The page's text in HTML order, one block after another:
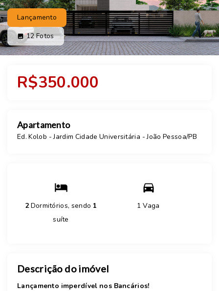
Lançamento
12Fotos
R$350.000
Apartamento
Ed. Kolob -Jardim Cidade Universitária - João Pessoa/PB
2Dormitórios, sendo 1
suíte
1 Vaga
Descrição do imóvel
Lançamento imperdível nos Bancários!